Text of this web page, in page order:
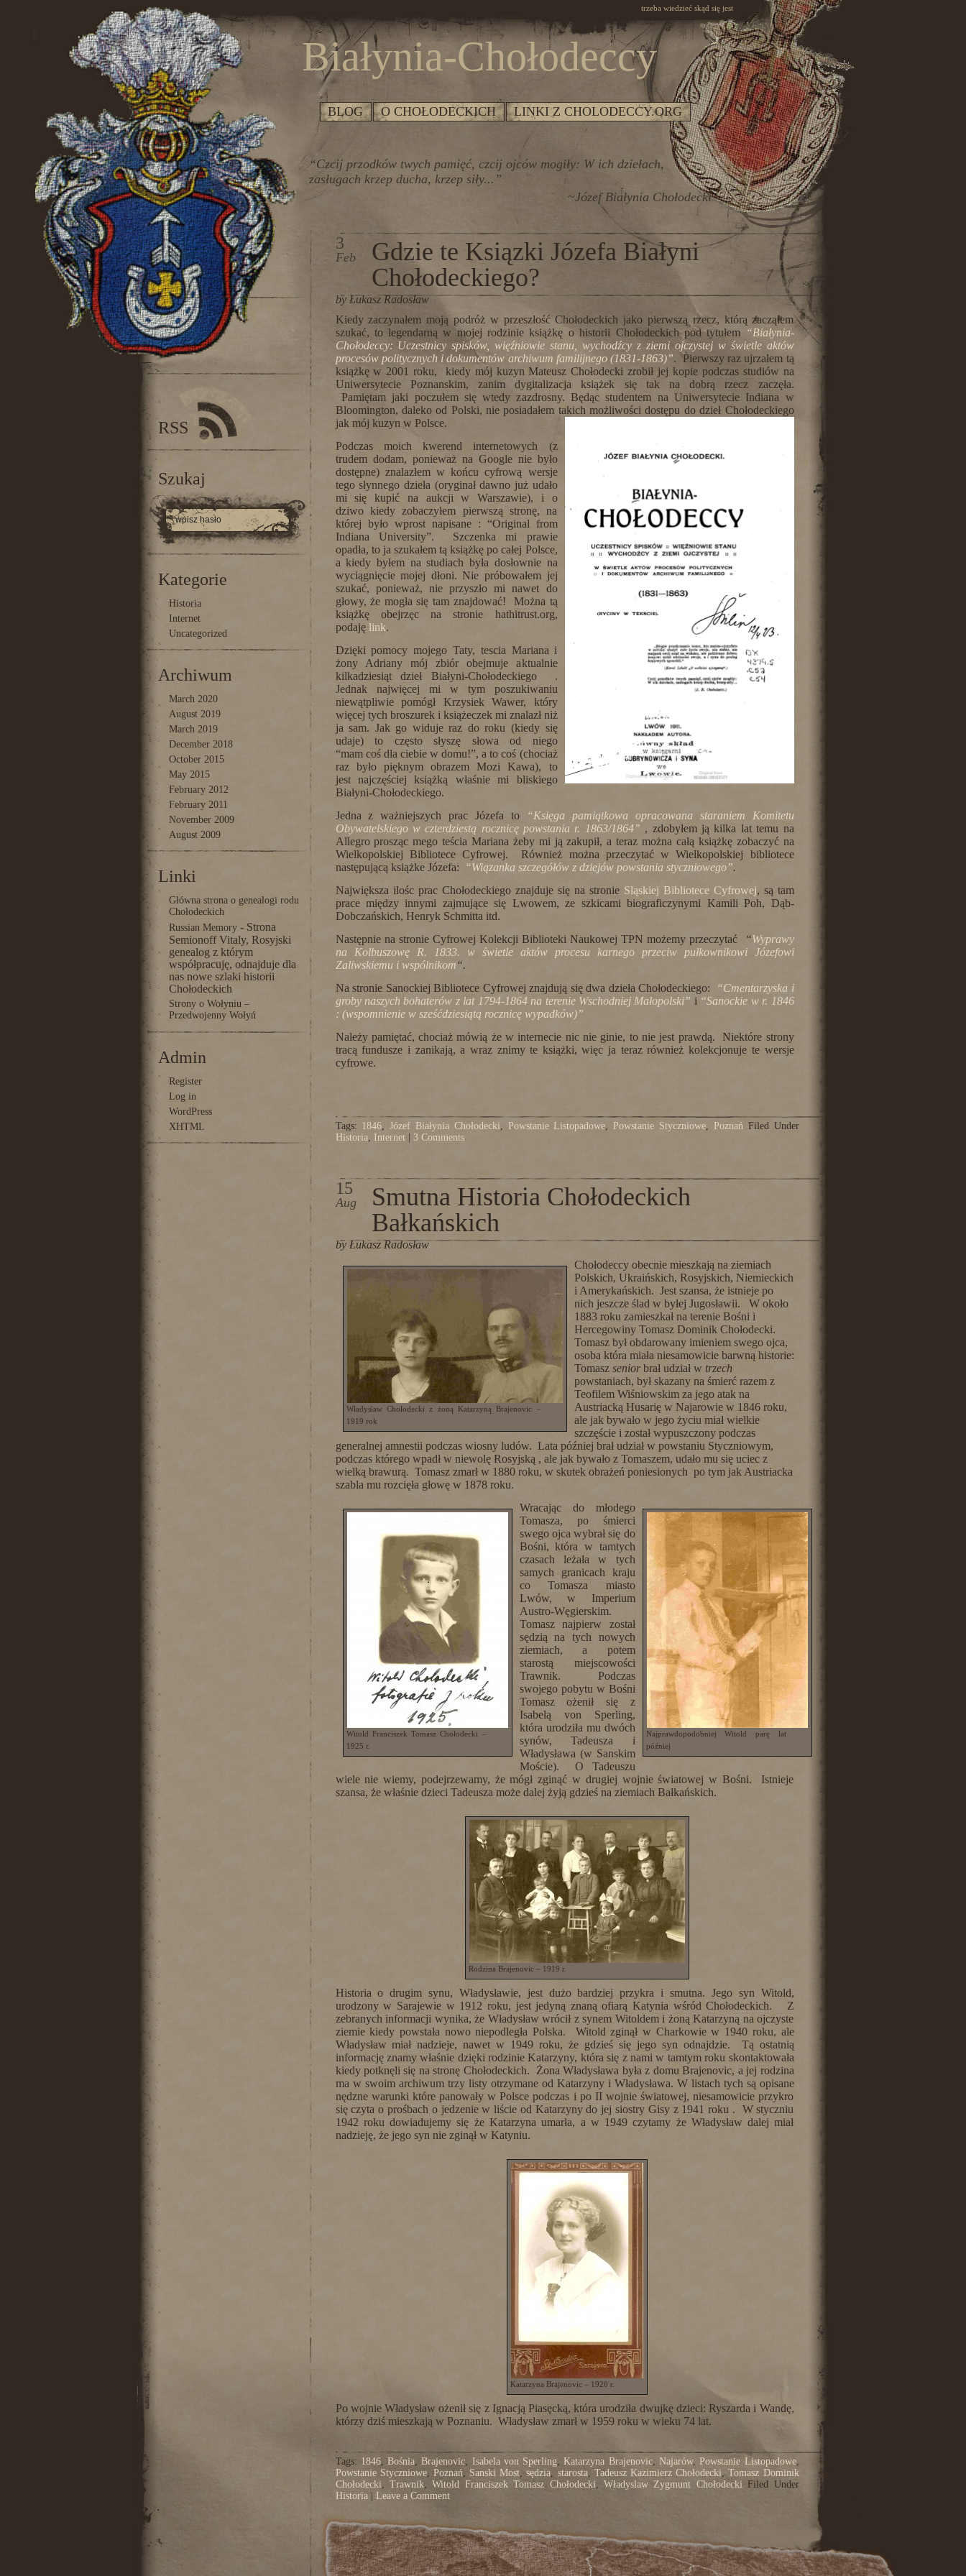
Białynia-Chołodeccy
trzeba wiedzieć skąd się jest
BLOG O CHOŁODECKICH LINKI Z CHOLODECCY.ORG
“Czcij przodków twych pamięć, czcij ojców mogiły: W ich dziełach,
zasługach krzep ducha, krzep siły...”
~Józef Białynia Chołodecki
RSS
Szukaj
Kategorie
Historia
Internet
Uncategorized
Archiwum
March 2020
August 2019
March 2019
December 2018
October 2015
May 2015
February 2012
February 2011
November 2009
August 2009
Linki
Główna strona o genealogi rodu
Chołodeckich
Russian Memory- Strona
Semionoff Vitaly, Rosyjski
genealog z którym
współpracuję, odnajduje dla
nas nowe szlaki historii
Chołodeckich
Strony o Wołyniu –
Przedwojenny Wołyń
Admin
Register
Log in
WordPress
XHTML
3
Feb
Gdzie te Ksiązki Józefa Białyni
Chołodeckiego?
by Łukasz Radosław
Kiedy zaczynałem moją podróż w przeszłość Chołodeckich jako pierwszą rzecz, którą zacząłem
szukać, to legendarną w mojej rodzinie książkę o historii Chołodeckich pod tytułem “Białynia-
Chołodeccy: Uczestnicy spisków, więźniowie stanu, wychodźcy z ziemi ojczystej w świetle aktów
procesów politycznych i dokumentów archiwum familijnego (1831-1863)”. Pierwszy raz ujrzałem tą
książkę w 2001 roku, kiedy mój kuzyn Mateusz Chołodecki zrobił jej kopie podczas studiów na
Uniwersytecie Poznanskim, zanim dygitalizacja książek się tak na dobrą rzecz zaczęła.
Pamiętam jaki poczułem się wtedy zazdrosny. Będąc studentem na Uniwersytecie Indiana w
Bloomington, daleko od Polski, nie posiadałem takich możliwości dostępu do dzieł Chołodeckiego
jak mój kuzyn w Polsce.
Podczas moich kwerend internetowych (z
trudem dodam, ponieważ na Google nie było
dostępne) znalazłem w końcu cyfrową wersje
tego słynnego dzieła (oryginał dawno już udało
mi się kupić na aukcji w Warszawie), i o
dziwo kiedy zobaczyłem pierwszą stronę, na
której było wprost napisane : “Original from
Indiana University”. Szczenka mi prawie
opadła, to ja szukałem tą książkę po całej Polsce,
a kiedy byłem na studiach była dosłownie na
wyciągnięcie mojej dłoni. Nie próbowałem jej
szukać, ponieważ, nie przyszło mi nawet do
głowy, że mogła się tam znajdować! Można tą
książkę obejrzęc na stronie hathitrust.org,
podaję link.
Dzięki pomocy mojego Taty, tescia Mariana i
żony Adriany mój zbiór obejmuje aktualnie
kilkadziesiąt dzieł Białyni-Chołodeckiego .
Jednak najwięcej mi w tym poszukiwaniu
niewątpliwie pomógł Krzysiek Wawer, który
więcej tych broszurek i książeczek mi znalazł niż
ja sam. Jak go widuje raz do roku (kiedy się
udaje) to często słyszę słowa od niego
“mam coś dla ciebie w domu!”, a to coś (chociaż
raz było pięknym obrazem Mozi Kawa), to
jest najczęściej książką właśnie mi bliskiego
Białyni-Chołodeckiego.
Jedna z ważniejszych prac Józefa to
“Księga pamiątkowa opracowana staraniem Komitetu
Obywatelskiego w czterdziestą rocznicę powstania r. 1863/1864” , zdobyłem ją kilka lat temu na
Allegro prosząc mego teścia Mariana żeby mi ją zakupił, a teraz można całą książkę zobaczyć na
Wielkopolskiej Bibliotece Cyfrowej. Również można przeczytać w Wielkopolskiej bibliotece
następującą książke Józefa:
“Wiązanka szczegółów z dziejów powstania styczniowego”.
Największa ilośc prac Chołodeckiego znajduje się na stronie Sląskiej Bibliotece Cyfrowej, są tam
prace między innymi zajmujące się Lwowem, ze szkicami biograficzynymi Kamili Poh, Dąb-
Dobczańskich, Henryk Schmitta itd.
Następnie na stronie Cyfrowej Kolekcji Biblioteki Naukowej TPN możemy przeczytać
“Wyprawy
na Kolbuszowę R. 1833. w świetle aktów procesu karnego przeciw pułkownikowi Józefowi
Zaliwskiemu i wspólnikom“.
Na stronie Sanockiej Bibliotece Cyfrowej znajdują się dwa dzieła Chołodeckiego:
“Cmentarzyska i
groby naszych bohaterów z lat 1794-1864 na terenie Wschodniej Małopolski” i “Sanockie w r. 1846
: (wspomnienie w sześćdziesiątą rocznicę wypadków)”
Należy pamiętać, chociaż mówią że w internecie nic nie ginie, to nie jest prawdą. Niektóre strony
tracą fundusze i zanikają, a wraz znimy te książki, więc ja teraz również kolekcjonuje te wersje
cyfrowe.
Tags: 1846,Józef Białynia Chołodecki, Powstanie Listopadowe,Powstanie Styczniowe, PoznańFiled Under
Historia, Internet| 3 Comments
15
Aug
Smutna Historia Chołodeckich
Bałkańskich
by Łukasz Radosław
Władysław Chołodecki z żoną Katarzyną Brajenovic –
1919 rok
Chołodeccy obecnie mieszkają na ziemiach
Polskich, Ukraińskich, Rosyjskich, Niemieckich
i Amerykańskich. Jest szansa, że istnieje po
nich jeszcze ślad w byłej Jugosławii. W około
1883 roku zamieszkał na terenie Bośni i
Hercegowiny Tomasz Dominik Chołodecki.
Tomasz był obdarowany imieniem swego ojca,
osoba która miała niesamowicie barwną historie:
Tomasz seniorbrał udział w trzech
powstaniach, był skazany na śmierć razem z
Teofilem Wiśniowskim za jego atak na
Austriacką Husarię w Najarowie w 1846 roku,
ale jak bywało w jego życiu miał wielkie
szczęście i został wypuszczony podczas
generalnej amnestii podczas wiosny ludów. Lata później brał udział w powstaniu Styczniowym,
podczas którego wpadł w niewolę Rosyjską , ale jak bywało z Tomaszem, udało mu się uciec z
wielką brawurą. Tomasz zmarł w 1880 roku, w skutek obrażeń poniesionych po tym jak Austriacka
szabla mu rozcięła głowę w 1878 roku.
Witold Franciszek Tomasz Chołodecki –
1925 r.
Najprawdopodobniej Witold parę lat
później
Wracając do młodego
Tomasza, po śmierci
swego ojca wybrał się do
Bośni, która w tamtych
czasach leżała w tych
samych granicach kraju
co Tomasza miasto
Lwów, w Imperium
Austro-Węgierskim.
Tomasz najpierw został
sędzią na tych nowych
ziemiach, a potem
starostą miejscowości
Trawnik. Podczas
swojego pobytu w Bośni
Tomasz ożenił się z
Isabelą von Sperling,
która urodziła mu dwóch
synów, Tadeusza i
Władysława (w Sanskim
Moście). O Tadeuszu
wiele nie wiemy, podejrzewamy, że mógł zginąć w drugiej wojnie światowej w Bośni. Istnieje
szansa, że właśnie dzieci Tadeusza może dalej żyją gdzieś na ziemiach Bałkańskich.
Rodzina Brajenovic – 1919 r.
Historia o drugim synu, Władysławie, jest dużo bardziej przykra i smutna. Jego syn Witold,
urodzony w Sarajewie w 1912 roku, jest jedyną znaną ofiarą Katynia wśród Chołodeckich. Z
zebranych informacji wynika, że Władysław wrócił z synem Witoldem i żoną Katarzyną na ojczyste
ziemie kiedy powstała nowo niepodległa Polska. Witold zginął w Charkowie w 1940 roku, ale
Władysław miał nadzieje, nawet w 1949 roku, że gdzieś się jego syn odnajdzie. Tą ostatnią
informację znamy właśnie dzięki rodzinie Katarzyny, która się z nami w tamtym roku skontaktowała
kiedy potknęli się na stronę Chołodeckich. Żona Władysława była z domu Brajenovic, a jej rodzina
ma w swoim archiwum trzy listy otrzymane od Katarzyny i Władysława. W listach tych są opisane
nędzne warunki które panowały w Polsce podczas i po II wojnie światowej, niesamowicie przykro
się czyta o prośbach o jedzenie w liście od Katarzyny do jej siostry Gisy z 1941 roku . W styczniu
1942 roku dowiadujemy się że Katarzyna umarła, a w 1949 czytamy że Władysław dalej miał
nadzieję, że jego syn nie zginął w Katyniu.
Katarzyna Brajenovic – 1920 r.
Po wojnie Władysław ożenił się z Ignacją Piasęcką, która urodziła dwujkę dzieci: Ryszarda i Wandę,
którzy dziś mieszkają w Poznaniu. Władysław zmarł w 1959 roku w wieku 74 lat.
Tags: 1846,Bośnia,Brajenovic, Isabela von Sperling,Katarzyna Brajenovic,Najarów,Powstanie Listopadowe,
Powstanie Styczniowe, Poznań, Sanski Most,sędzia, starosta, Tadeusz Kazimierz Chołodecki,Tomasz Dominik
Chołodecki, Trawnik,Witold Franciszek Tomasz Chołodecki, Władyslaw Zygmunt ChołodeckiFiled Under
Historia| Leave a Comment